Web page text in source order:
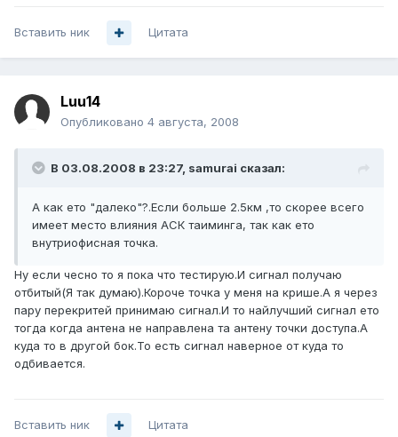
Вставить ник Цитата
Luu14
Опубликовано 4 августа, 2008
В 03.08.2008 в 23:27, samurai сказал:
А как ето "далеко"?.Если больше 2.5км ,то скорее всего
имеет место влияния АСК таиминга, так как ето
внутриофисная точка.
Ну если чесно то я пока что тестирую.И сигнал получаю
отбитый(Я так думаю).Короче точка у меня на крише.А я через
пару перекритей принимаю сигнал.И то найлучший сигнал ето
тогда когда антена не направлена та антену точки доступа.А
куда то в другой бок.То есть сигнал наверное от куда то
одбивается.
Вставить ник Цитата